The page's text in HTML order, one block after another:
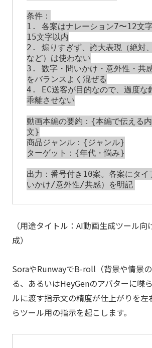
条件：
1. 各案はナレーション7〜12文
15文字以内
2. 煽りすぎず、誇大表現（絶対
など）は使わない
3. 数字・問いかけ・意外性・共
をバランスよく混ぜる
4. EC送客が目的なので、過度な
乖離させない
動画本編の要約：{本編で伝える
文}
商品ジャンル：{ジャンル}
ターゲット：{年代・悩み}
出力：番号付き10案。各案にタ
いかけ/意外性/共感）を明記
（用途タイトル：AI動画生成ツール
成）
SoraやRunwayでB-roll（背景や情景
る、あるいはHeyGenのアバターに喋
ルに渡す指示文の精度が仕上がりを左
らツール用の指示を起こします。